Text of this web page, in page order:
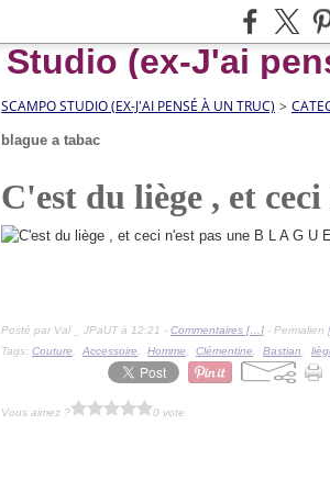
SCAMPO STUDIO (EX-J'AI PENSÉ À UN TRUC) >
blague a tabac
C'est du liège , et
Posté par Val _ JPaUT à 12:21 - Commentaires [… ] - Permalien [
Tags: Couture Accessoire Homme Clémentine Bastian
Vous aimez ? 0 vote